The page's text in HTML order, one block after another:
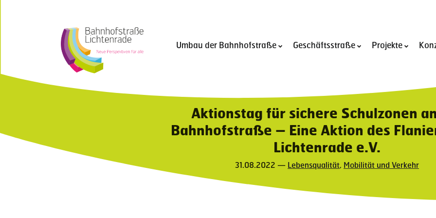
Umbau der Bahnhofstraße OpenGeschäftsstraße OpenProjekte Open
Aktionstag für sichere Schulzonen
Bahnhofstraße – Eine Aktion des
Lichtenrade e.V.
31.08.2022 — Lebensqualität, Mobilität und Verkehr